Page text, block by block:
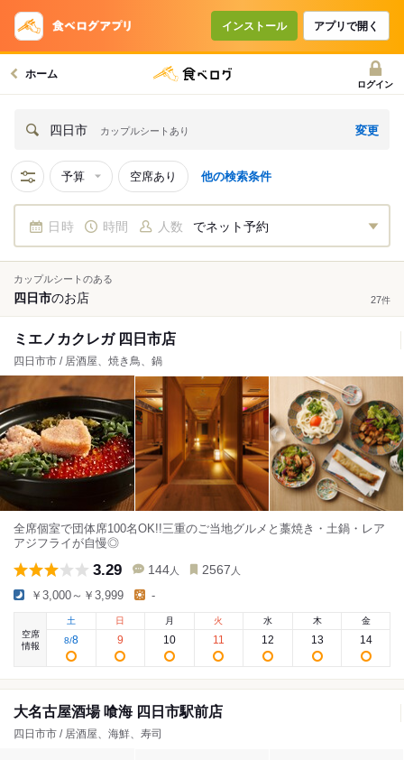
インストール アプリで開く
ホーム
ログイン
四日市 カップルシートあり 変更
予算 空席あり 他の検索条件
日時 時間 人数 でネット予約
カップルシートのある
四日市のお店 27件
ミエノカクレガ 四日市店
四日市市 / 居酒屋、焼き鳥、鍋
全席個室で団体席100名OK!!三重のご当地グルメと藁焼き・土鍋・レア
アジフライが自慢◎
3.29 144 人 2567 人
￥3,000～￥3,999 -
空席
情報
土
8/8
日
9
月
10
火
11
水
12
木
13
金
14
大名古屋酒場 喰海 四日市駅前店
四日市市 / 居酒屋、海鮮、寿司